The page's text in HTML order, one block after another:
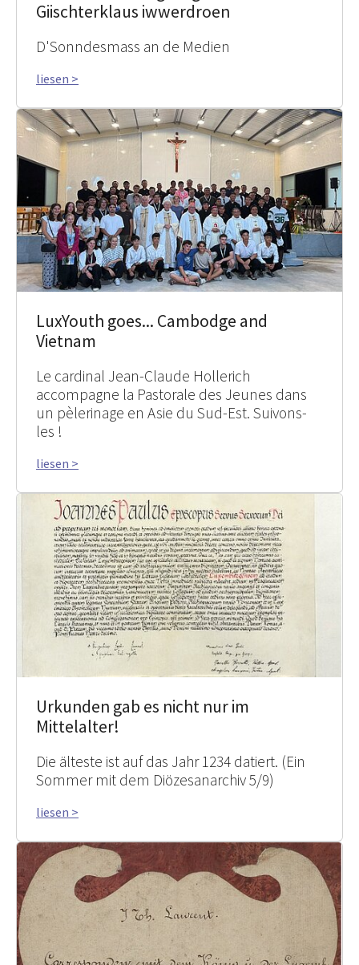
Giischterklaus iwwerdroen
D'Sonndesmass an de Medien
liesen >
LuxYouth goes... Cambodge and
Vietnam
Le cardinal Jean-Claude Hollerich
accompagne la Pastorale des Jeunes dans
un pèlerinage en Asie du Sud-Est. Suivons-
les !
liesen >
Urkunden gab es nicht nur im
Mittelalter!
Die älteste ist auf das Jahr 1234 datiert. (Ein
Sommer mit dem Diözesanarchiv 5/9)
liesen >